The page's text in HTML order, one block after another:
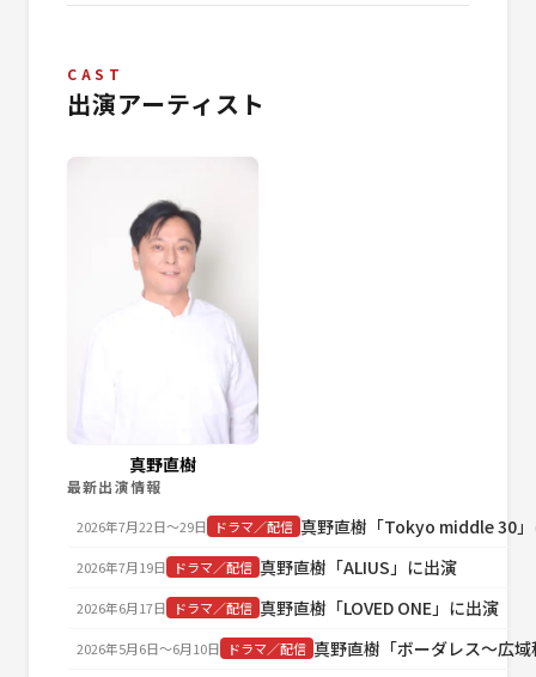
CAST
出演アーティスト
真野直樹
最新出演情報
2026年7月22日〜29日 ドラマ／配信 真野直樹「Tokyo middle 30
2026年7月19日 ドラマ／配信 真野直樹「ALIUS」に出演
2026年6月17日 ドラマ／配信 真野直樹「LOVED ONE」に出演
2026年5月6日〜6月10日 ドラマ／配信 真野直樹「ボーダレス～広